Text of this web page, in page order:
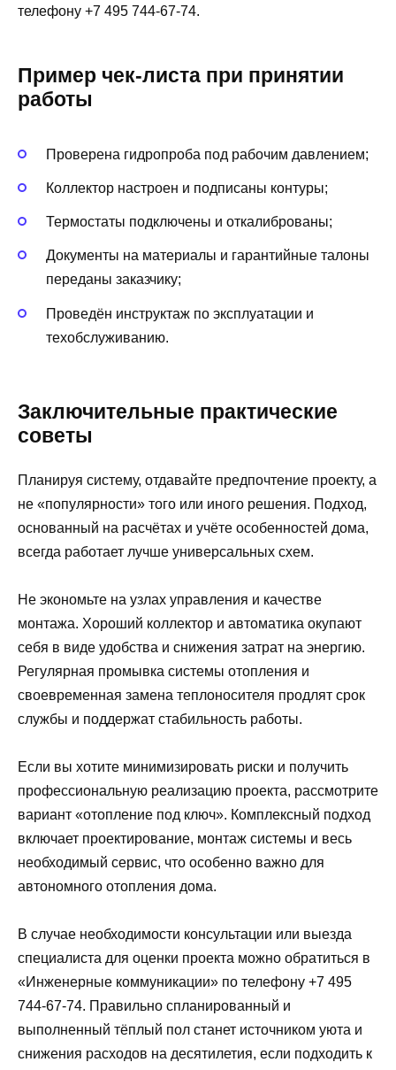
телефону +7 495 744-67-74.
Пример чек-листа при принятии
работы
Проверена гидропробa под рабочим давлением;
Коллектор настроен и подписаны контуры;
Термостаты подключены и откалиброваны;
Документы на материалы и гарантийные талоны
переданы заказчику;
Проведён инструктаж по эксплуатации и
техобслуживанию.
Заключительные практические
советы
Планируя систему, отдавайте предпочтение проекту, а
не «популярности» того или иного решения. Подход,
основанный на расчётах и учёте особенностей дома,
всегда работает лучше универсальных схем.
Не экономьте на узлах управления и качестве
монтажа. Хороший коллектор и автоматика окупают
себя в виде удобства и снижения затрат на энергию.
Регулярная промывка системы отопления и
своевременная замена теплоносителя продлят срок
службы и поддержат стабильность работы.
Если вы хотите минимизировать риски и получить
профессиональную реализацию проекта, рассмотрите
вариант «отопление под ключ». Комплексный подход
включает проектирование, монтаж системы и весь
необходимый сервис, что особенно важно для
автономного отопления дома.
В случае необходимости консультации или выезда
специалиста для оценки проекта можно обратиться в
«Инженерные коммуникации» по телефону +7 495
744-67-74. Правильно спланированный и
выполненный тёплый пол станет источником уюта и
снижения расходов на десятилетия, если подходить к